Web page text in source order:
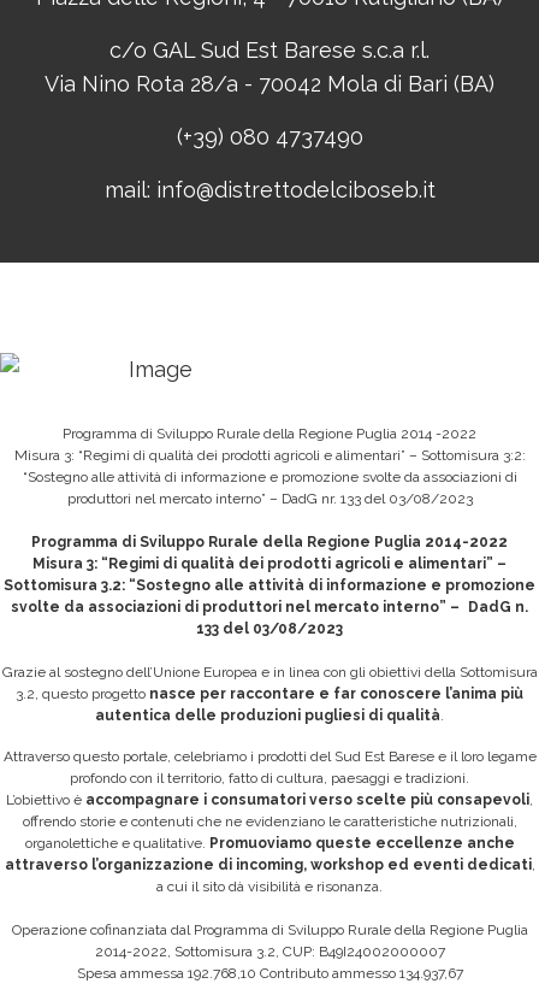
c/o GAL Sud Est Barese s.c.a r.l.
Via Nino Rota 28/a - 70042 Mola di Bari (BA)
(+39) 080 4737490
mail: info@distrettodelciboseb.it
Programma di Sviluppo Rurale della Regione Puglia 2014 -2022
Misura 3: “Regimi di qualità dei prodotti agricoli e alimentari” – Sottomisura 3:2:
“Sostegno alle attività di informazione e promozione svolte da associazioni di
produttori nel mercato interno” – DadG nr. 133 del 03/08/2023
Programma di Sviluppo Rurale della Regione Puglia 2014-2022
Misura 3: “Regimi di qualità dei prodotti agricoli e alimentari” –
Sottomisura 3.2: “Sostegno alle attività di informazione e promozione
svolte da associazioni di produttori nel mercato interno” – DadG n.
133 del 03/08/2023
Grazie al sostegno dell’Unione Europea e in linea con gli obiettivi della Sottomisura
3.2, questo progetto nasce per raccontare e far conoscere l’anima più
autentica delle produzioni pugliesi di qualità.
Attraverso questo portale, celebriamo i prodotti del Sud Est Barese e il loro legame
profondo con il territorio, fatto di cultura, paesaggi e tradizioni.
L’obiettivo è accompagnare i consumatori verso scelte più consapevoli,
offrendo storie e contenuti che ne evidenziano le caratteristiche nutrizionali,
organolettiche e qualitative. Promuoviamo queste eccellenze anche
attraverso l’organizzazione di incoming, workshop ed eventi dedicati,
a cui il sito dà visibilità e risonanza.
Operazione cofinanziata dal Programma di Sviluppo Rurale della Regione Puglia
2014-2022, Sottomisura 3.2, CUP: B49I24002000007
Spesa ammessa 192.768,10 Contributo ammesso 134.937,67